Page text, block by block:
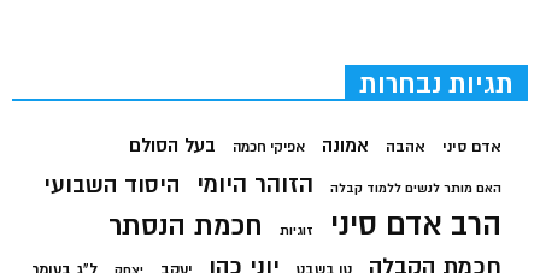
תגיות נבחרות
אדם סיני אהבה אמונה אפיקי חכמה בעל הסולם
האם מותר לנשים ללמוד קבלה הזוהר היומי היסוד השבועי
הרב אדם סיני זוגיות חכמת הנסתר
חכמת הקבלה יוני כהן